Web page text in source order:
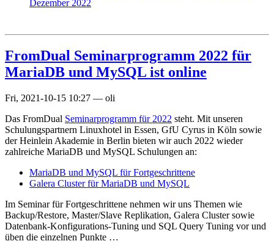
Dezember 2022
FromDual Seminarprogramm 2022 für
MariaDB und MySQL ist online
Fri, 2021-10-15 10:27 — oli
Das FromDual Seminarprogramm für 2022 steht. Mit unseren
Schulungspartnern Linuxhotel in Essen, GfU Cyrus in Köln sowie
der Heinlein Akademie in Berlin bieten wir auch 2022 wieder
zahlreiche MariaDB und MySQL Schulungen an:
MariaDB und MySQL für Fortgeschrittene
Galera Cluster für MariaDB und MySQL
Im Seminar für Fortgeschrittene nehmen wir uns Themen wie
Backup/Restore, Master/Slave Replikation, Galera Cluster sowie
Datenbank-Konfigurations-Tuning und SQL Query Tuning vor und
üben die einzelnen Punkte …